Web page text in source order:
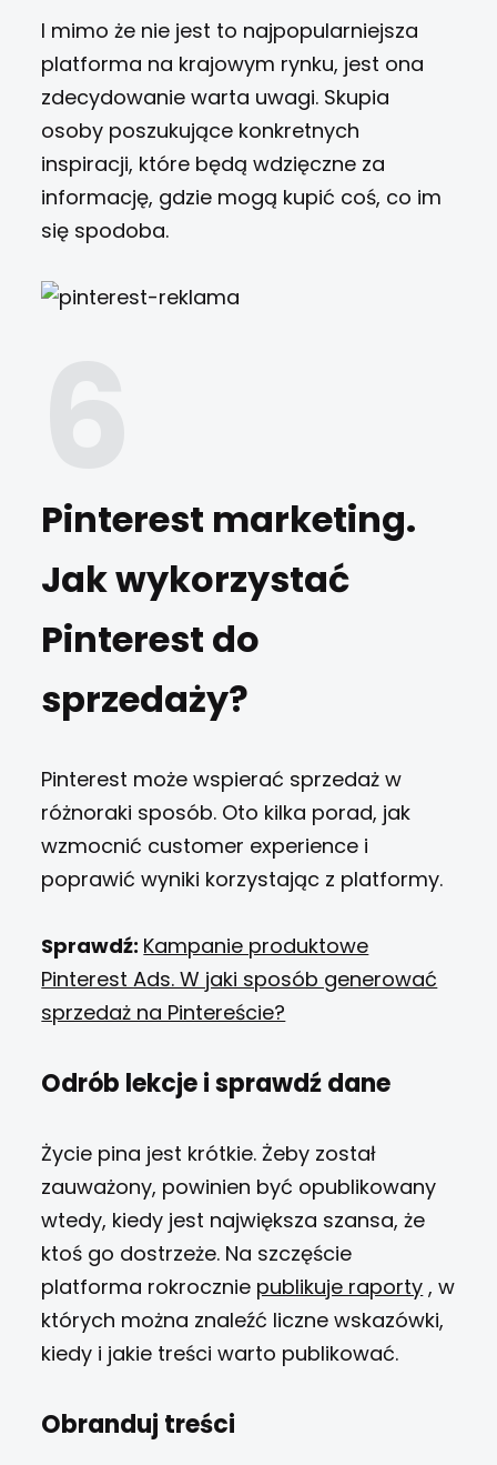
I mimo że nie jest to najpopularniejsza
platforma na krajowym rynku, jest ona
zdecydowanie warta uwagi. Skupia
osoby poszukujące konkretnych
inspiracji, które będą wdzięczne za
informację, gdzie mogą kupić coś, co im
się spodoba.
Pinterest marketing.
Jak wykorzystać
Pinterest do
sprzedaży?
Pinterest może wspierać sprzedaż w
różnoraki sposób. Oto kilka porad, jak
wzmocnić customer experience i
poprawić wyniki korzystając z platformy.
Sprawdź: Kampanie produktowe
Pinterest Ads. W jaki sposób generować
sprzedaż na Pintereście?
Odrób lekcje i sprawdź dane
Życie pina jest krótkie. Żeby został
zauważony, powinien być opublikowany
wtedy, kiedy jest największa szansa, że
ktoś go dostrzeże. Na szczęście
platforma rokrocznie publikuje raporty , w
których można znaleźć liczne wskazówki,
kiedy i jakie treści warto publikować.
Obranduj treści